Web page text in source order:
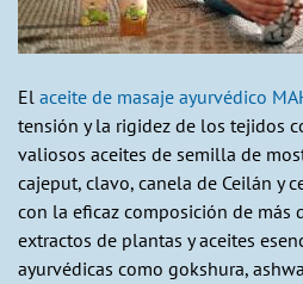
El aceite de masaje ayurvédico
tensión y la rigidez de los tejidos
valiosos aceites de semilla de
cajeput, clavo, canela de Ceilán y
con la eficaz composición de más
extractos de plantas y aceites
ayurvédicas como gokshura,